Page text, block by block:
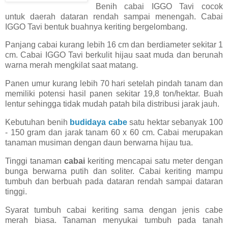
Benih cabai IGGO Tavi cocok
untuk daerah dataran rendah sampai menengah. Cabai
IGGO Tavi bentuk buahnya keriting bergelombang.
Panjang cabai kurang lebih 16 cm dan berdiameter sekitar 1
cm. Cabai IGGO Tavi berkulit hijau saat muda dan berunah
warna merah mengkilat saat matang.
Panen umur kurang lebih 70 hari setelah pindah tanam dan
memiliki potensi hasil panen sekitar 19,8 ton/hektar. Buah
lentur sehingga tidak mudah patah bila distribusi jarak jauh.
Kebutuhan benih budidaya cabesatu hektar sebanyak 100
- 150 gram dan jarak tanam 60 x 60 cm. Cabai merupakan
tanaman musiman dengan daun berwarna hijau tua.
Tinggi tanaman cabai keriting mencapai satu meter dengan
bunga berwarna putih dan soliter. Cabai keriting mampu
tumbuh dan berbuah pada dataran rendah sampai dataran
tinggi.
Syarat tumbuh cabai keriting sama dengan jenis cabe
merah biasa. Tanaman menyukai tumbuh pada tanah